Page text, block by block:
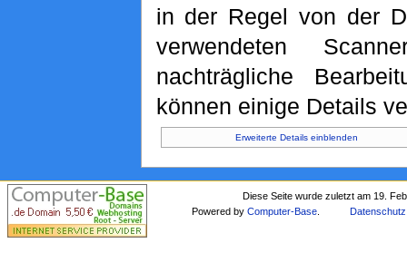
in der Regel von der
verwendeten
nachträgliche
können einige Details
Erweiterte Details einblenden
Diese Seite wurde zuletzt am 19.
Powered byComputer-Base Datenschutz